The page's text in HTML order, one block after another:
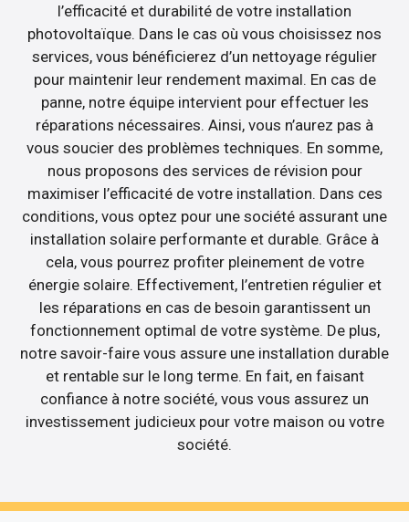
l’efficacité et durabilité de votre installation
photovoltaïque. Dans le cas où vous choisissez nos
services, vous bénéficierez d’un nettoyage régulier
pour maintenir leur rendement maximal. En cas de
panne, notre équipe intervient pour effectuer les
réparations nécessaires. Ainsi, vous n’aurez pas à
vous soucier des problèmes techniques. En somme,
nous proposons des services de révision pour
maximiser l’efficacité de votre installation. Dans ces
conditions, vous optez pour une société assurant une
installation solaire performante et durable. Grâce à
cela, vous pourrez profiter pleinement de votre
énergie solaire. Effectivement, l’entretien régulier et
les réparations en cas de besoin garantissent un
fonctionnement optimal de votre système. De plus,
notre savoir-faire vous assure une installation durable
et rentable sur le long terme. En fait, en faisant
confiance à notre société, vous vous assurez un
investissement judicieux pour votre maison ou votre
société.